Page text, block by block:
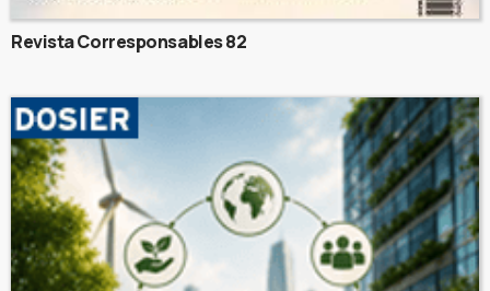
Revista Corresponsables 82